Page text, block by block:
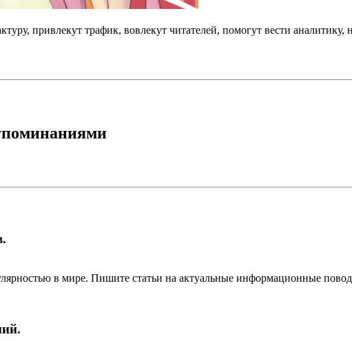
привлекут трафик, вовлекут читателей, помогут вести аналитику,
в мире. Пишите статьи на актуальные информационные